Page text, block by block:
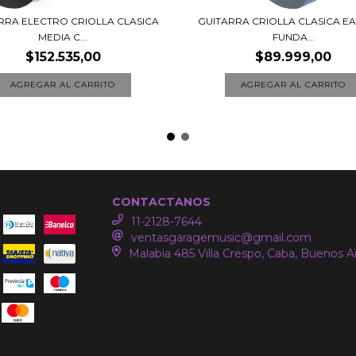
ELECTRO CRIOLLA CLASICA
MEDIA C...
$152.535,00
AGREGAR AL CARRITO
GUITARRA CRIOLLA CLASICA
FUNDA...
$89.999,00
AGREGAR AL CARRITO
CONTACTANOS
11-2128-7644
ventasgaragemusic@gmail.com
Malabia 485 Villa Crespo, Caba, Buenos